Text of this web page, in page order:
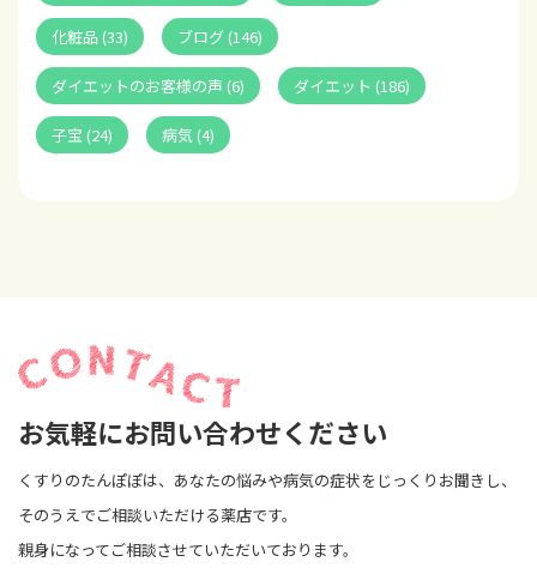
化粧品 (33) ブログ (146)
ダイエットのお客様の声 (6) ダイエット (186)
子宝 (24) 病気 (4)
お気軽にお問い合わせください
くすりのたんぽぽは、あなたの悩みや病気の症状をじっくりお聞きし、
そのうえでご相談いただける薬店です。
親身になってご相談させていただいております。